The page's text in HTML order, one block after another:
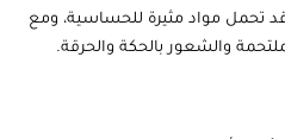
تحمل مواد مثيرة للحساسية، ومع
والشعور بالحكة والحرقة.